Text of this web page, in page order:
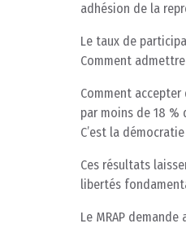
adhésion de la
Le taux de
Comment
Comment accepter
par moins de 18 %
C’est la
Ces résultats
libertés
Le MRAP